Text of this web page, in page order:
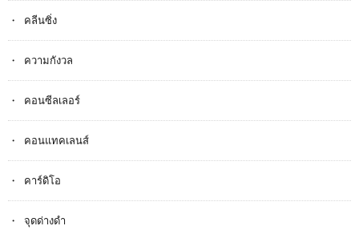
คลีนซิ่ง
ความกังวล
คอนซีลเลอร์
คอนแทคเลนส์
คาร์ดิโอ
จุดด่างดำ